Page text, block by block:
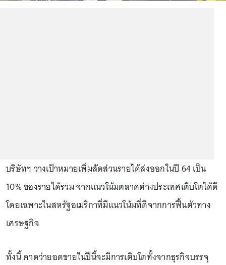
บริษัทฯ วางเป้าหมายเพิ่มสัดส่วนรายได้ส่งออกในปี 64 เป็น
10% ของรายได้รวม จากแนวโน้มตลาดต่างประเทศเติบโตได้ดี
โดยเฉพาะในสหรัฐอเมริกาที่มีแนวโน้มที่ดีจากการฟื้นตัวทาง
เศรษฐกิจ
ทั้งนี้ คาดว่ายอดขายในปีนี้จะมีการเติบโตทั้งจากธุรกิจบรรจุ